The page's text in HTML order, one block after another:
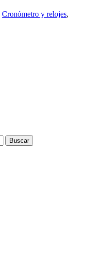
Cronómetro y relojes,